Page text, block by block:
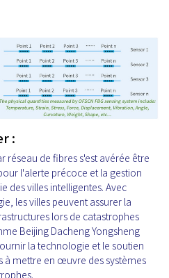
:
réseau de fibres s'est avérée être
l'alerte précoce et la gestion
des villes intelligentes. Avec
les villes peuvent assurer la
lors de catastrophes
Beijing Dacheng Yongsheng
la technologie et le soutien
à mettre en œuvre des systèmes